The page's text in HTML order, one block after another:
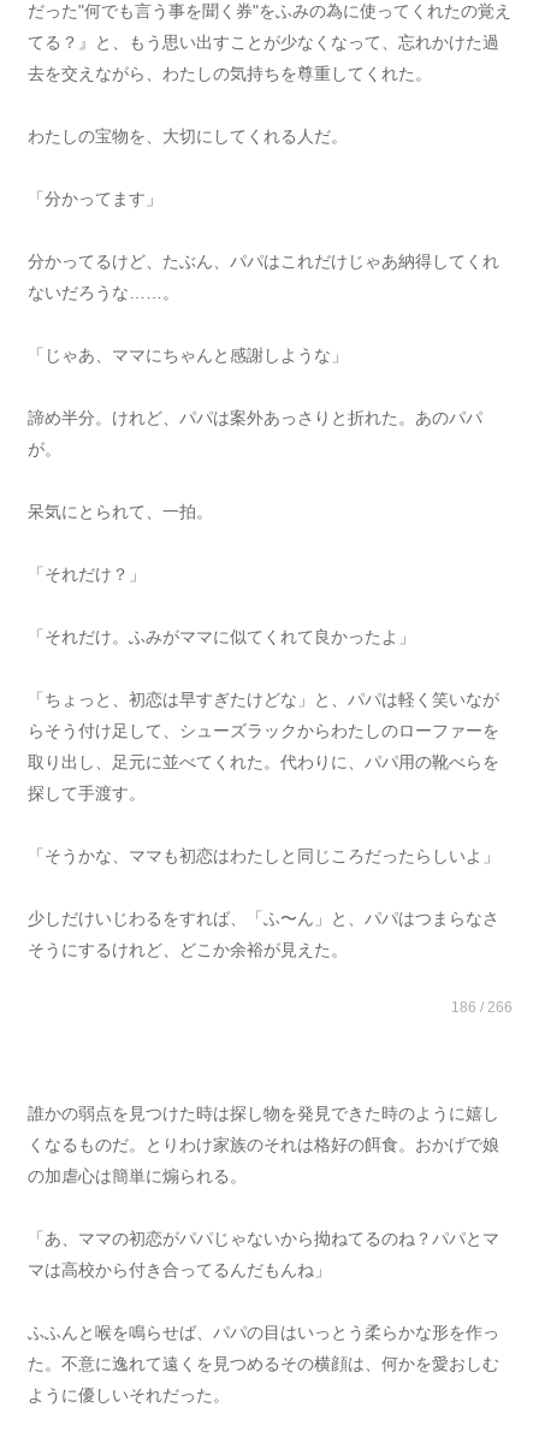
だった"何でも言う事を聞く券"をふみの為に使ってくれたの覚え
てる？』と、もう思い出すことが少なくなって、忘れかけた過
去を交えながら、わたしの気持ちを尊重してくれた。
わたしの宝物を、大切にしてくれる人だ。
「分かってます」
分かってるけど、たぶん、パパはこれだけじゃあ納得してくれ
ないだろうな……。
「じゃあ、ママにちゃんと感謝しような」
諦め半分。けれど、パパは案外あっさりと折れた。あのパパ
が。
呆気にとられて、一拍。
「それだけ？」
「それだけ。ふみがママに似てくれて良かったよ」
「ちょっと、初恋は早すぎたけどな」と、パパは軽く笑いなが
らそう付け足して、シューズラックからわたしのローファーを
取り出し、足元に並べてくれた。代わりに、パパ用の靴べらを
探して手渡す。
「そうかな、ママも初恋はわたしと同じころだったらしいよ」
少しだけいじわるをすれば、「ふ〜ん」と、パパはつまらなさ
そうにするけれど、どこか余裕が見えた。
186 / 266
誰かの弱点を見つけた時は探し物を発見できた時のように嬉し
くなるものだ。とりわけ家族のそれは格好の餌食。おかげで娘
の加虐心は簡単に煽られる。
「あ、ママの初恋がパパじゃないから拗ねてるのね？パパとマ
マは高校から付き合ってるんだもんね」
ふふんと喉を鳴らせば、パパの目はいっとう柔らかな形を作っ
た。不意に逸れて遠くを見つめるその横顔は、何かを愛おしむ
ように優しいそれだった。